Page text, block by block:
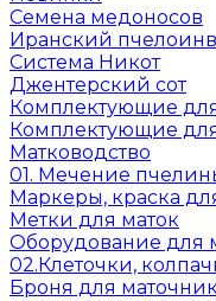
Семена медоносов
Иранский
Система Никот
Джентерский сот
Комплектующие
Комплектующие
Матководство
01. Мечение
Маркеры, краска
Метки для маток
Оборудование для
02.Клеточки,
Броня для